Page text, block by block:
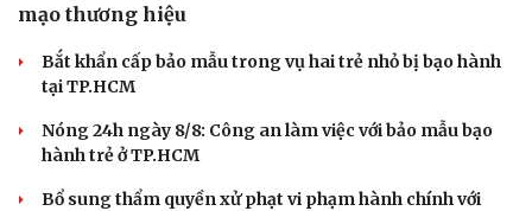
mạo thương hiệu
Bắt khẩn cấp bảo mẫu trong vụ hai trẻ nhỏ bị bạo hành
tại TP.HCM
Nóng 24h ngày 8/8: Công an làm việc với bảo mẫu bạo
hành trẻ ở TP.HCM
Bổ sung thẩm quyền xử phạt vi phạm hành chính với